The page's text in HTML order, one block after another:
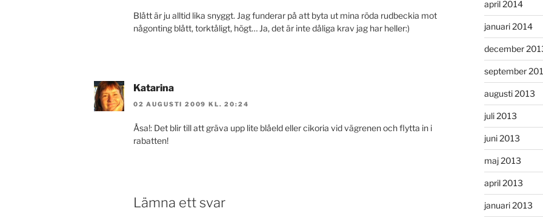
Blått är ju alltid lika snyggt. Jag funderar på att byta ut mina röda rudbeckia mot
någonting blått, torktåligt, högt… Ja, det är inte dåliga krav jag har heller:)
Katarina
02 AUGUSTI 2009 KL. 20:24
Åsa!: Det blir till att gräva upp lite blåeld eller cikoria vid vägrenen och flytta in i
rabatten!
Lämna ett svar
april 2014
januari 2014
december
september
augusti 2013
juli 2013
juni 2013
maj 2013
april 2013
januari 2013